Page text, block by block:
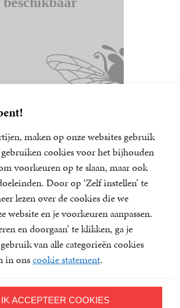
maken op onze websites gebruik
cookies voor het bijhouden
voorkeuren op te slaan, maar ook
Door op ‘Zelf instellen’ te
lezen over de cookies die we
website en je voorkeuren aanpassen.
en doorgaan’ te klikken, ga je
van alle categorieën cookies
in onscookie statement.
ACCEPTEER COOKIES
Nieuwsbrief
van onze nieuwsbrieven en blijf op
het laatste nieuws, nieuwe titels,
en prijsvragen.
Inschrijven